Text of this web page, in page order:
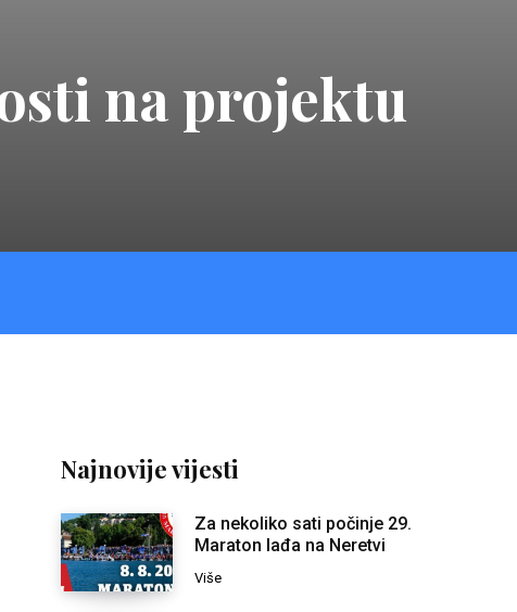
na projektu
Najnovije vijesti
Za nekoliko sati počinje 29.
Maraton lađa na Neretvi
Više